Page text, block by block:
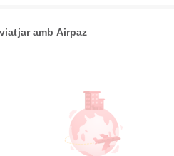
amb Airpaz